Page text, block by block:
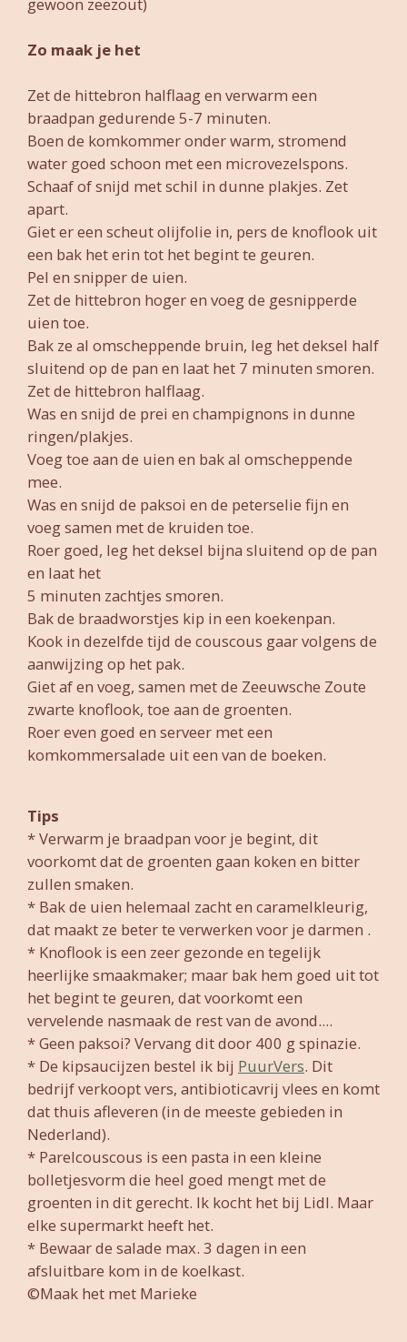
gewoon zeezout)
Zo maak je het
Zet de hittebron halflaag en verwarm een
braadpan gedurende 5-7 minuten.
Boen de komkommer onder warm, stromend
water goed schoon met een microvezelspons.
Schaaf of snijd met schil in dunne plakjes. Zet
apart.
Giet er een scheut olijfolie in, pers de knoflook uit
een bak het erin tot het begint te geuren.
Pel en snipper de uien.
Zet de hittebron hoger en voeg de gesnipperde
uien toe.
Bak ze al omscheppende bruin, leg het deksel half
sluitend op de pan en laat het 7 minuten smoren.
Zet de hittebron halflaag.
Was en snijd de prei en champignons in dunne
ringen/plakjes.
Voeg toe aan de uien en bak al omscheppende
mee.
Was en snijd de paksoi en de peterselie fijn en
voeg samen met de kruiden toe.
Roer goed, leg het deksel bijna sluitend op de pan
en laat het
5 minuten zachtjes smoren.
Bak de braadworstjes kip in een koekenpan.
Kook in dezelfde tijd de couscous gaar volgens de
aanwijzing op het pak.
Giet af en voeg, samen met de Zeeuwsche Zoute
zwarte knoflook, toe aan de groenten.
Roer even goed en serveer met een
komkommersalade uit een van de boeken.
Tips
* Verwarm je braadpan voor je begint, dit
voorkomt dat de groenten gaan koken en bitter
zullen smaken.
* Bak de uien helemaal zacht en caramelkleurig,
dat maakt ze beter te verwerken voor je darmen .
* Knoflook is een zeer gezonde en tegelijk
heerlijke smaakmaker; maar bak hem goed uit tot
het begint te geuren, dat voorkomt een
vervelende nasmaak de rest van de avond....
* Geen paksoi? Vervang dit door 400 g spinazie.
* De kipsaucijzen bestel ik bij PuurVers. Dit
bedrijf verkoopt vers, antibioticavrij vlees en komt
dat thuis afleveren (in de meeste gebieden in
Nederland).
* Parelcouscous is een pasta in een kleine
bolletjesvorm die heel goed mengt met de
groenten in dit gerecht. Ik kocht het bij Lidl. Maar
elke supermarkt heeft het.
* Bewaar de salade max. 3 dagen in een
afsluitbare kom in de koelkast.
©Maak het met Marieke